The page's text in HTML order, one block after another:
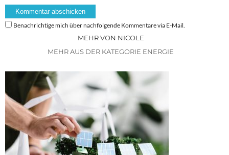
Benachrichtige mich über nachfolgende Kommentare via E-Mail.
MEHR VON NICOLE
MEHR AUS DER KATEGORIE ENERGIE